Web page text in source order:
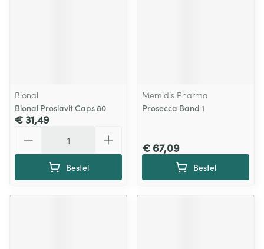
Bional
Bional Proslavit Caps 80
€ 31,49
Bestel
Memidis Pharma
Prosecca Band 1
€ 67,09
Bestel